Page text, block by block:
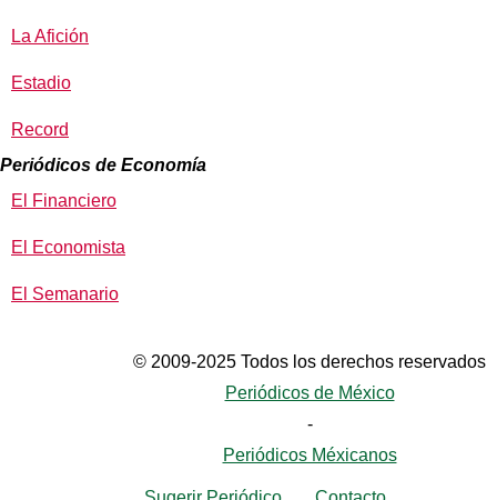
La Afición
Estadio
Record
Periódicos de Economía
El Financiero
El Economista
El Semanario
© 2009-2025 Todos los derechos reservados
Periódicos de México
-
Periódicos Méxicanos